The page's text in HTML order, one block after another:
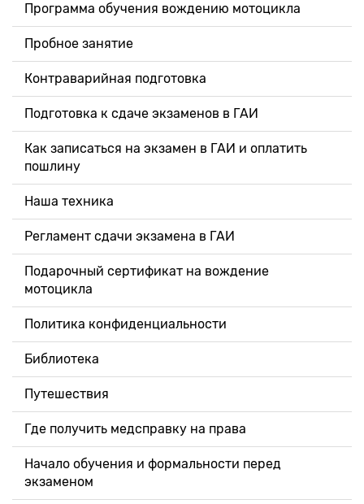
Программа обучения вождению мотоцикла
Пробное занятие
Контраварийная подготовка
Подготовка к сдаче экзаменов в ГАИ
Как записаться на экзамен в ГАИ и оплатить
пошлину
Наша техника
Регламент сдачи экзамена в ГАИ
Подарочный сертификат на вождение
мотоцикла
Политика конфиденциальности
Библиотека
Путешествия
Где получить медсправку на права
Начало обучения и формальности перед
экзаменом